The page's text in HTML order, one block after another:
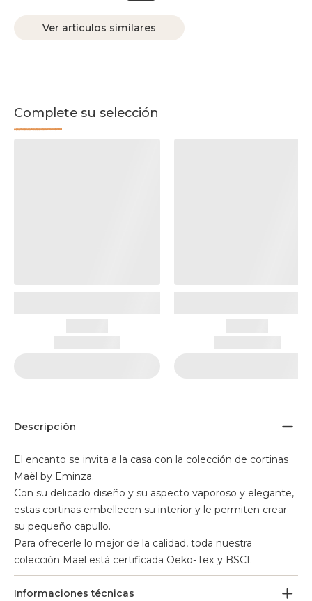
Ver artículos similares
Complete su selección
Descripción
El encanto se invita a la casa con la colección de cortinas
Maël by Eminza.
Con su delicado diseño y su aspecto vaporoso y elegante,
estas cortinas embellecen su interior y le permiten crear
su pequeño capullo.
Para ofrecerle lo mejor de la calidad, toda nuestra
colección Maël está certificada Oeko-Tex y BSCI.
Informaciones técnicas